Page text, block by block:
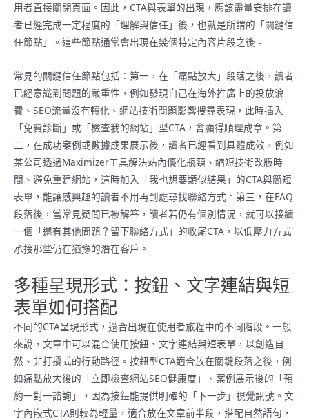
用者直接關閉頁面。因此，CTA與表單的出現，應該盡量安排在讀
者已經完成一定程度的「理解與信任」後，也就是所謂的「關鍵信
任節點」。這些節點通常會出現在幾個特定內容片段之後。
常見的關鍵信任節點包括：第一，在「痛點放大」段落之後，讀者
已經意識到問題的嚴重性，例如發現自己在海外推廣上的投放浪
費、SEO流量沒有轉化、網站技術問題影響搜尋表現，此時插入
「免費診斷」或「檢查我的網站」型CTA，會顯得順理成章。第
二，在成功案例或數據成果展示後，讀者已經看到具體成效，例如
某公司透過Maximizer工具解決站內優化瓶頸、縮短技術改版時
間、避免重建網站，這時加入「我也想要類似結果」的CTA與簡短
表單，能讓感興趣的讀者不用再到處尋找聯絡方式。第三，在FAQ
段落後，當常見疑問已被解答，讀者若仍有個別情況，就可以接續
一個「還有其他問題？留下聯絡方式」的收尾CTA，以低壓力方式
承接那些仍在猶豫的潛在客戶。
多種呈現形式：按鈕、文字連結與短
表單如何搭配
不同的CTA呈現形式，適合出現在使用者旅程中的不同階段。一般
來說，文章中可以混合使用按鈕、文字連結與短表單，以創造自
然、非打擾式的行動路徑。按鈕型CTA適合放在關鍵段落之後，例
如痛點放大後的「立即檢查網站SEO健康度」、案例展示後的「預
約一對一諮詢」，因為按鈕能提供明確的「下一步」視覺訊號。文
字內嵌式CTA則較為輕量，適合放在文章前半段，搭配自然語句，